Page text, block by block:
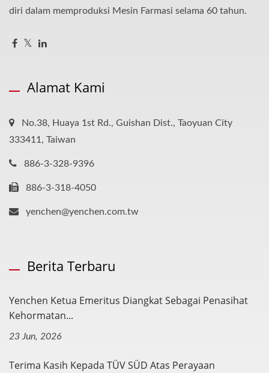
diri dalam memproduksi Mesin Farmasi selama 60 tahun.
Alamat Kami
No.38, Huaya 1st Rd., Guishan Dist., Taoyuan City
333411, Taiwan
886-3-328-9396
886-3-318-4050
yenchen@yenchen.com.tw
Berita Terbaru
Yenchen Ketua Emeritus Diangkat Sebagai Penasihat
Kehormatan...
23 Jun, 2026
Terima Kasih Kepada TÜV SÜD Atas Perayaan